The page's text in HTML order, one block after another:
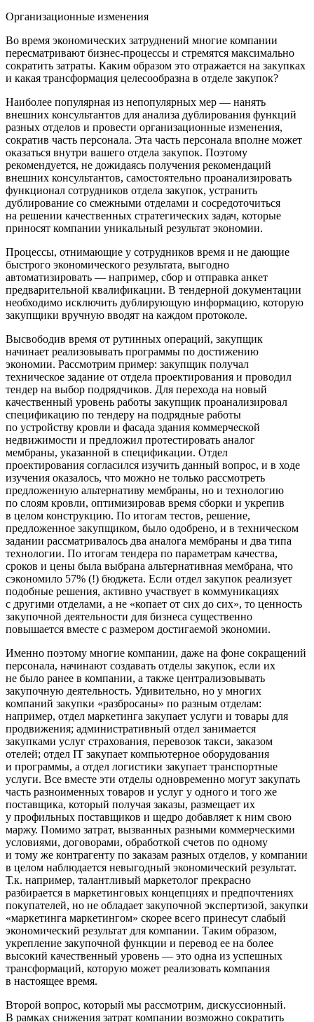
Организационные изменения
Во время экономических затруднений многие компании
пересматривают бизнес-процессы и стремятся максимально
сократить затраты. Каким образом это отражается на закупках
и какая трансформация целесообразна в отделе закупок?
Наиболее популярная из непопулярных мер — нанять
внешних консультантов для анализа дублирования функций
разных отделов и провести организационные изменения,
сократив часть персонала. Эта часть персонала вполне может
оказаться внутри вашего отдела закупок. Поэтому
рекомендуется, не дожидаясь получения рекомендаций
внешних консультантов, самостоятельно проанализировать
функционал сотрудников отдела закупок, устранить
дублирование со смежными отделами и сосредоточиться
на решении качественных стратегических задач, которые
приносят компании уникальный результат экономии.
Процессы, отнимающие у сотрудников время и не дающие
быстрого экономического результата, выгодно
автоматизировать — например, сбор и отправка анкет
предварительной квалификации. В тендерной документации
необходимо исключить дублирующую информацию, которую
закупщики вручную вводят на каждом протоколе.
Высвободив время от рутинных операций, закупщик
начинает реализовывать программы по достижению
экономии. Рассмотрим пример: закупщик получал
техническое задание от отдела проектирования и проводил
тендер на выбор подрядчиков. Для перехода на новый
качественный уровень работы закупщик проанализировал
спецификацию по тендеру на подрядные работы
по устройству кровли и фасада здания коммерческой
недвижимости и предложил протестировать аналог
мембраны, указанной в спецификации. Отдел
проектирования согласился изучить данный вопрос, и в ходе
изучения оказалось, что можно не только рассмотреть
предложенную альтернативу мембраны, но и технологию
по слоям кровли, оптимизировав время сборки и укрепив
в целом конструкцию. По итогам тестов, решение,
предложенное закупщиком, было одобрено, и в техническом
задании рассматривалось два аналога мембраны и два типа
технологии. По итогам тендера по параметрам качества,
сроков и цены была выбрана альтернативная мембрана, что
сэкономило 57% (!) бюджета. Если отдел закупок реализует
подобные решения, активно участвует в коммуникациях
с другими отделами, а не «копает от сих до сих», то ценность
закупочной деятельности для бизнеса существенно
повышается вместе с размером достигаемой экономии.
Именно поэтому многие компании, даже на фоне сокращений
персонала, начинают создавать отделы закупок, если их
не было ранее в компании, а также централизовывать
закупочную деятельность. Удивительно, но у многих
компаний закупки «разбросаны» по разным отделам:
например, отдел маркетинга закупает услуги и товары для
продвижения; административный отдел занимается
закупками услуг страхования, перевозок такси, заказом
отелей; отдел IT закупает компьютерное оборудования
и программы, а отдел логистики закупает транспортные
услуги. Все вместе эти отделы одновременно могут закупать
часть разноименных товаров и услуг у одного и того же
поставщика, который получая заказы, размещает их
у профильных поставщиков и щедро добавляет к ним свою
маржу. Помимо затрат, вызванных разными коммерческими
условиями, договорами, обработкой счетов по одному
и тому же контрагенту по заказам разных отделов, у компании
в целом наблюдается невыгодный экономический результат.
Т.к. например, талантливый маркетолог прекрасно
разбирается в маркетинговых концепциях и предпочтениях
покупателей, но не обладает закупочной экспертизой, закупки
«маркетинга маркетингом» скорее всего принесут слабый
экономический результат для компании. Таким образом,
укрепление закупочной функции и перевод ее на более
высокий качественный уровень — это одна из успешных
трансформаций, которую может реализовать компания
в настоящее время.
Второй вопрос, который мы рассмотрим, дискуссионный.
В рамках снижения затрат компании возможно сократить